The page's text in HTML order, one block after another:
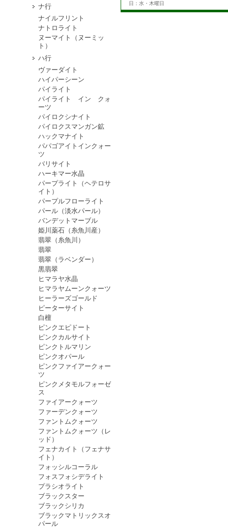
ナ行
ナイルフリント
ナトロライト
ヌーマイト（ヌーミッ
ト）
ハ行
ヴァーダイト
ハイパーシーン
パイライト
パイライト イン クォ
ーツ
パイロクシナイト
パイロクスマンガン鉱
ハックマナイト
パパゴアイトインクォー
ツ
バリサイト
ハーキマー水晶
パープライト（ヘテロサ
イト）
パープルフローライト
パール（淡水パール）
バンデットマーブル
姫川薬石（糸魚川産）
翡翠（糸魚川）
翡翠
翡翠（ラベンダー）
黒翡翠
ヒマラヤ水晶
ヒマラヤムーンクォーツ
ヒーラーズゴールド
ピーターサイト
白檀
ピンクエピドート
ピンクカルサイト
ピンクトルマリン
ピンクオパール
ピンクファイアークォー
ツ
ピンクメタモルフォーゼ
ス
ファイアークォーツ
ファーデンクォーツ
ファントムクォーツ
ファントムクォーツ（レ
ッド）
フェナカイト（フェナサ
イト）
フォッシルコーラル
フォスフォシデライト
プラシオライト
ブラックスター
ブラックシリカ
ブラックマトリックスオ
パール
日：水・木曜日